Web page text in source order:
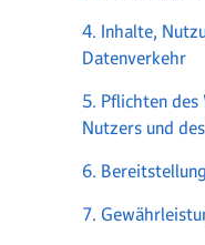
4. Inhalte,
Datenverkehr
5. Pflichten des
Nutzers und
6.
7.